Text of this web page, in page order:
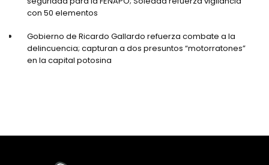
con 50 elementos
Gobierno de Ricardo Gallardo refuerza combate a la
delincuencia; capturan a dos presuntos “motorratones”
en la capital potosina